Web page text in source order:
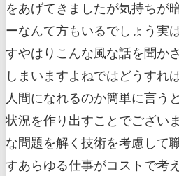
をあげてきましたが気持ちが
ーなんて方もいるでしょう実
すやはりこんな風な話を聞か
しまいますよねではどうすれ
人間になれるのか簡単に言う
状況を作り出すことでござい
な問題を解く技術を考慮して
すあらゆる仕事がコストで考